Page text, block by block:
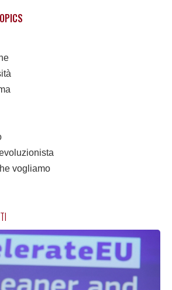
vogliamo